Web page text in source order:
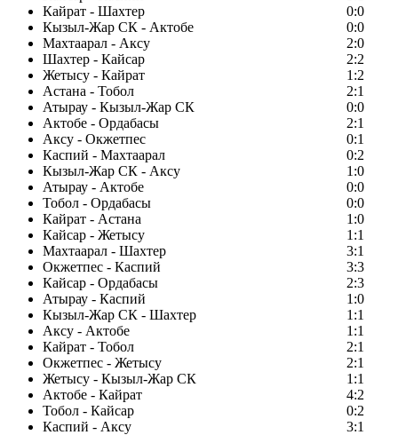
Кайрат - Шахтер
0:0
Кызыл-Жар СК - Актобе
0:0
Махтаарал - Аксу
2:0
Шахтер - Кайсар
2:2
Жетысу - Кайрат
1:2
Астана - Тобол
2:1
Атырау - Кызыл-Жар СК
0:0
Актобе - Ордабасы
2:1
Аксу - Окжетпес
0:1
Каспий - Махтаарал
0:2
Кызыл-Жар СК - Аксу
1:0
Атырау - Актобе
0:0
Тобол - Ордабасы
0:0
Кайрат - Астана
1:0
Кайсар - Жетысу
1:1
Махтаарал - Шахтер
3:1
Окжетпес - Каспий
3:3
Кайсар - Ордабасы
2:3
Атырау - Каспий
1:0
Кызыл-Жар СК - Шахтер
1:1
Аксу - Актобе
1:1
Кайрат - Тобол
2:1
Окжетпес - Жетысу
2:1
Жетысу - Кызыл-Жар СК
1:1
Актобе - Кайрат
4:2
Тобол - Кайсар
0:2
Каспий - Аксу
3:1